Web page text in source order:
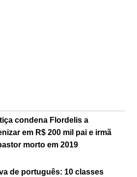
condena Flordelis a
em R$ 200 mil pai e irmã
morto em 2019
de português: 10 classes